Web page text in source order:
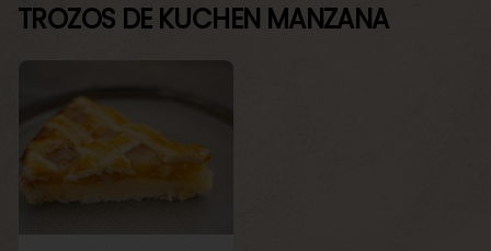
TROZOS DE KUCHEN MANZANA